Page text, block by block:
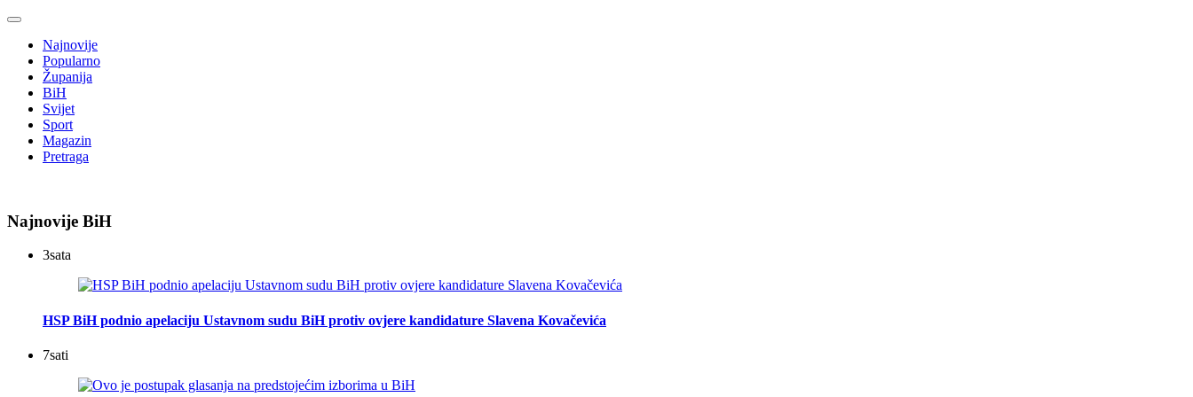
Najnovije
Popularno
Županija
BiH
Svijet
Sport
Magazin
Pretraga
Najnovije BiH
3sata
HSP BiH podnio apelaciju Ustavnom sudu BiH protiv ovjere kandidature Slavena Kovačevića
7sati